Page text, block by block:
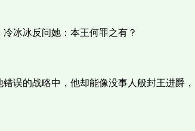
冰冰反问她：本王何罪之有？
的战略中，他却能像没事人般封王进爵，